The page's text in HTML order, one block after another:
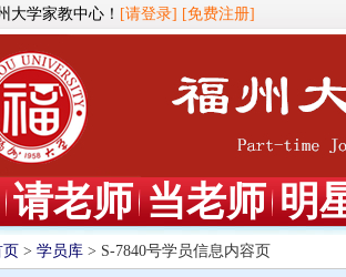
大学家教中心！ [请登录] [免费注册]
请老师 当老师 明
页 > 学员库 > S-7840号学员信息内容页